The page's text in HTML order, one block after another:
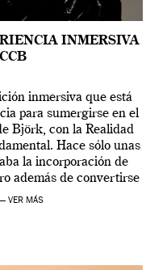
INMERSIVA
inmersiva que está
para sumergirse en el
Björk, con la Realidad
Hace sólo unas
la incorporación de
además de convertirse
más relevantes […]
VER MÁS